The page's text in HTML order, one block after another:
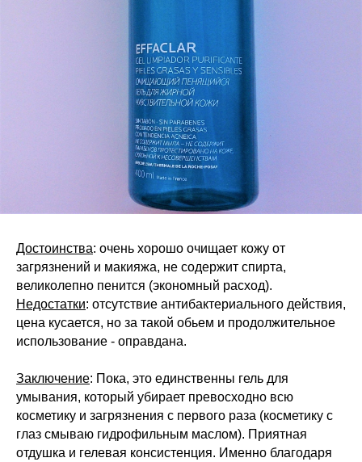
Достоинства: очень хорошо очищает кожу от
загрязнений и макияжа, не содержит спирта,
великолепно пенится (экономный расход).
Недостатки: отсутствие антибактериального действия,
цена кусается, но за такой обьем и продолжительное
использование - оправдана.
Заключение: Пока, это единственны гель для
умывания, который убирает превосходно всю
косметику и загрязнения с первого раза (косметику с
глаз смываю гидрофильным маслом). Приятная
отдушка и гелевая консистенция. Именно благодаря